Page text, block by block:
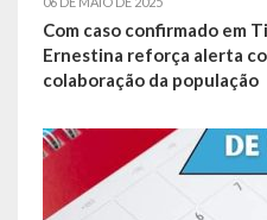
LEIS ORDINÁRIAS
DECRETOS
Publicações
Com caso confirmado em
Ernestina reforça alerta
colaboração da população